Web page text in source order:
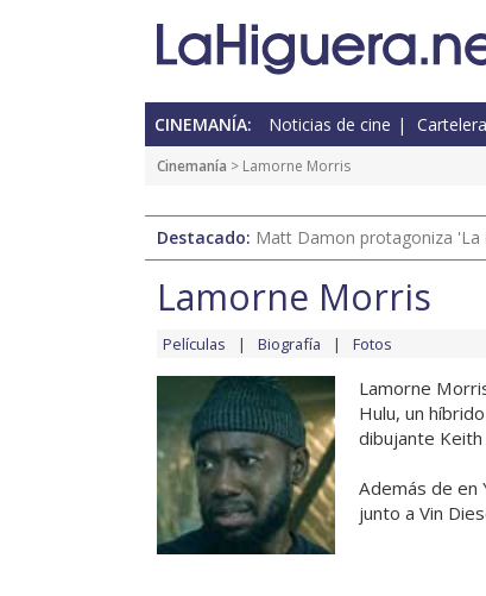
CINEMANÍA: Noticias de cine Cartelera
Cinemanía > Lamorne Morris
Destacado: Matt Damon protagoniza 'La
Lamorne Morris
Películas Biografía Fotos
Lamorne
Hulu, un
dibujante Keith
Además de en
junto a Vin